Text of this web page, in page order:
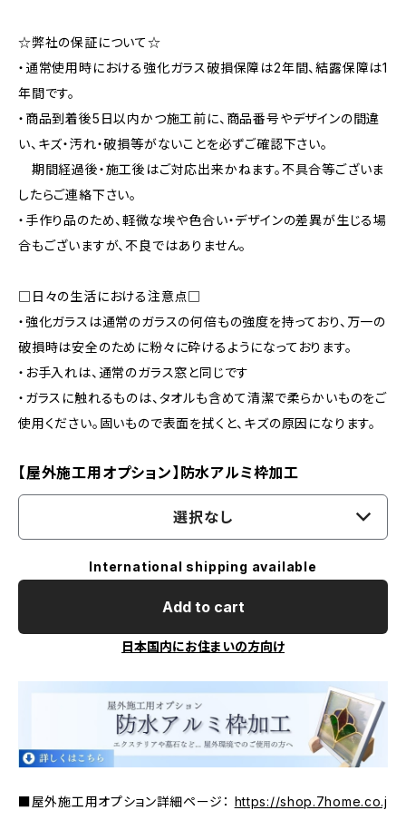
☆弊社の保証について☆
・通常使用時における強化ガラス破損保障は2年間、結露保障は1
年間です。
・商品到着後5日以内かつ施工前に、商品番号やデザインの間違
い、キズ・汚れ・破損等がないことを必ずご確認下さい。
期間経過後・施工後はご対応出来かねます。不具合等ございま
したらご連絡下さい。
・手作り品のため、軽微な埃や色合い・デザインの差異が生じる場
合もございますが、不良ではありません。
□日々の生活における注意点□
・強化ガラスは通常のガラスの何倍もの強度を持っており、万一の
破損時は安全のために粉々に砕けるようになっております。
・お手入れは、通常のガラス窓と同じです
・ガラスに触れるものは、タオルも含めて清潔で柔らかいものをご
使用ください。固いもので表面を拭くと、キズの原因になります。
【屋外施工用オプション】防水アルミ枠加工
選択なし
International shipping available
Add to cart
日本国内にお住まいの方向け
■屋外施工用オプション詳細ページ： https://shop.7home.co.j